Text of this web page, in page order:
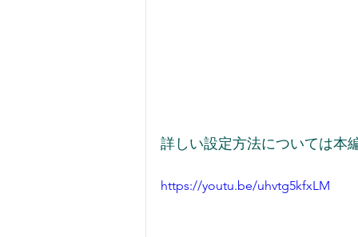
詳しい設定方法については本
https://youtu.be/uhvtg5kfxLM